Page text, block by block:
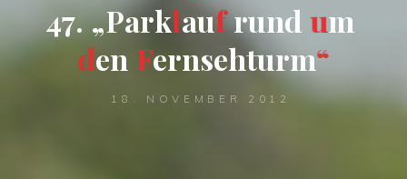
47.„Parklaufrund um
den Fernsehturm“
18. NOVEMBER 2012